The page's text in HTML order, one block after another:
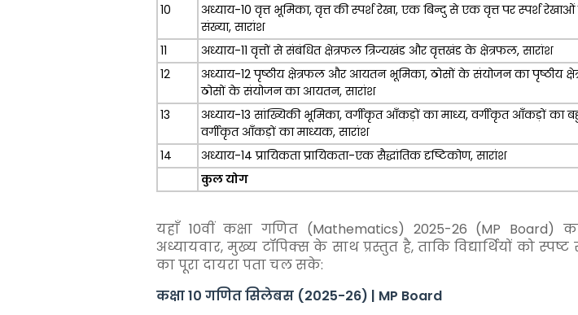
10
अध्याय-10 वृत्त भूमिका, वृत्त की स्पर्श रेखा, एक बिन्दु से एक वृत्त पर स्पर्श
संख्या, सारांश
11 अध्याय-11 वृत्तों से संबंधित क्षेत्रफल त्रिज्यखंड और वृत्तखंड के क्षेत्रफल, सारांश
12
अध्याय-12 पृष्ठीय क्षेत्रफल और आयतन भूमिका, ठोसों के संयोजन का पृष्ठीय
ठोसों के संयोजन का आयतन, सारांश
13
अध्याय-13 सांख्यिकी भूमिका, वर्गीकृत आँकड़ों का माध्य, वर्गीकृत आँकड़ों का
वर्गीकृत आँकड़ों का माध्यक, सारांश
14 अध्याय-14 प्रायिकता प्रायिकता-एक सैद्धांतिक दृष्टिकोण, सारांश
कुल योग
यहाँ 10वीं कक्षा गणित (Mathematics) 2025-26 (MP Board)
अध्यायवार, मुख्य टॉपिक्स के साथ प्रस्तुत है, ताकि विद्यार्थियों को
का पूरा दायरा पता चल सके:
कक्षा 10 गणित सिलेबस (2025-26) | MP Board